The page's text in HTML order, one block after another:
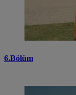
6.Bölüm